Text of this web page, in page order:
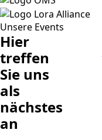
Unsere Events
Hier
treffen
Sie uns
als
nächstes
an